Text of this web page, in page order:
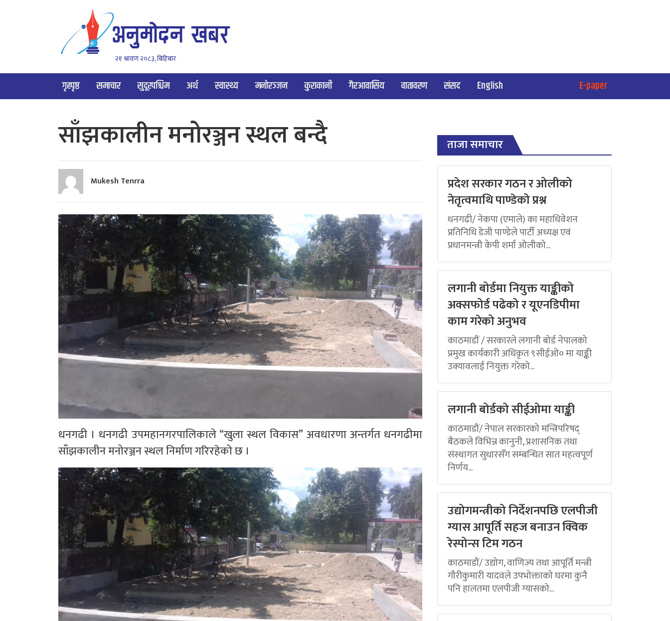
२१ श्रावण २०८३, बिहिबार
गृहपृष्ठ समाचार सुदूरपश्चिम अर्थ स्वास्थ्य मनोरञ्जन कुराकानी गैरआवासिय वातावरण संसद English E-paper
साँझकालीन मनोरञ्जन स्थल बन्दै
Mukesh Tenrra
धनगढी । धनगढी उपमहानगरपालिकाले “खुला स्थल विकास” अवधारणा अन्तर्गत धनगढीमा
साँझकालीन मनोरञ्जन स्थल निर्माण गरिरहेको छ ।
ताजा समाचार
प्रदेश सरकार गठन र ओलीको
नेतृत्वमाथि पाण्डेको प्रश्न
धनगढी/ नेकपा (एमाले) का महाधिवेशन
प्रतिनिधि डेजी पाण्डेले पार्टी अध्यक्ष एवं
प्रधानमन्त्री केपी शर्मा ओलीको...
लगानी बोर्डमा नियुक्त याङ्कीको
अक्सफोर्ड पढेको र यूएनडिपीमा
काम गरेको अनुभव
काठमाडौं / सरकारले लगानी बोर्ड नेपालको
प्रमुख कार्यकारी अधिकृत ९सीईओ० मा याङ्की
उक्यावलाई नियुक्त गरेको...
लगानी बोर्डको सीईओमा याङ्की
काठमाडौं/ नेपाल सरकारको मन्त्रिपरिषद्
बैठकले विभिन्न कानुनी, प्रशासनिक तथा
संस्थागत सुधारसँग सम्बन्धित सात महत्वपूर्ण
निर्णय...
उद्योगमन्त्रीको निर्देशनपछि एलपीजी
ग्यास आपूर्ति सहज बनाउन क्विक
रेस्पोन्स टिम गठन
काठमाडौं/ उद्योग, वाणिज्य तथा आपूर्ति मन्त्री
गौरीकुमारी यादवले उपभोक्ताको घरमा कुनै
पनि हालतमा एलपीजी ग्यासको...